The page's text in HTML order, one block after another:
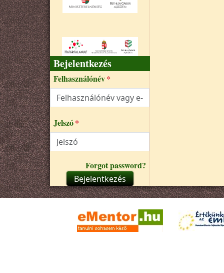
Bejelentkezés
Felhasználónév
Jelszó
Forgot password?
Bejelentkezés